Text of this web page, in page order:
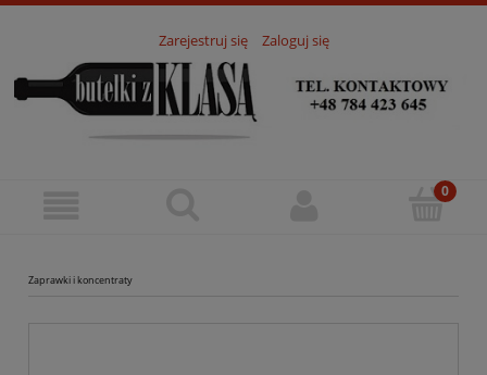
Zarejestruj się Zaloguj się
Zaprawki i koncentraty